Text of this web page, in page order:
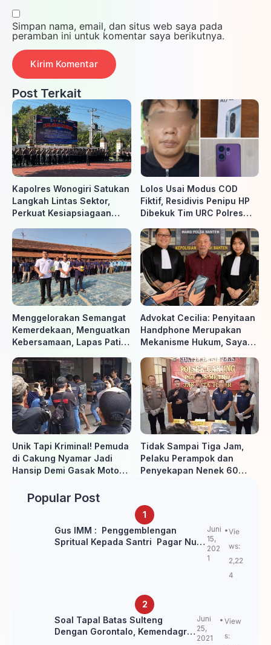
Simpan nama, email, dan situs web saya pada
peramban ini untuk komentar saya berikutnya.
Post Terkait
Kapolres Wonogiri Satukan
Langkah Lintas Sektor,
Perkuat Kesiapsiagaan
Lolos Usai Modus COD
Fiktif, Residivis Penipu HP
Dibekuk Tim URC Polres
Menggelorakan Semangat
Kemerdekaan, Menguatkan
Kebersamaan, Lapas Pati
ke-81 RI, Warga Binaan
Antusias Ikuti Berbagai
Perlombaan
Advokat Cecilia: Penyitaan
Handphone Merupakan
Mekanisme Hukum, Saya
Diminta Penyidik dan Tidak
perlu takut
Unik Tapi Kriminal! Pemuda
di Cakung Nyamar Jadi
Hansip Demi Gasak Motor
Tidak Sampai Tiga Jam,
Pelaku Perampok dan
Penyekapan Nenek 60
Popular Post
Gus IMM : Penggemblengan
Spritual Kepada Santri Pagar Nusa
Juni
15,
202
1
Vie
ws:
2,22
4
Soal Tapal Batas Sulteng
Dengan Gorontalo, Kemendagri:
Juni
25,
2021
View
s: